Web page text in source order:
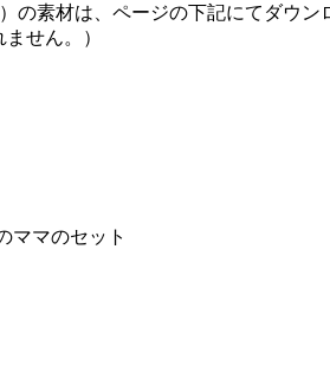
の素材は、ページの下記にてダウン
せん。）